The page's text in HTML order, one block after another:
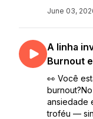
June 03,
A linha
Burnout
👀 Você
ansiedade
troféu —